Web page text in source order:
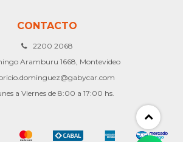
CONTACTO
2200 2068
Aramburu 1668, Montevideo
a Viernes de 8:00 a 17:00 hs.